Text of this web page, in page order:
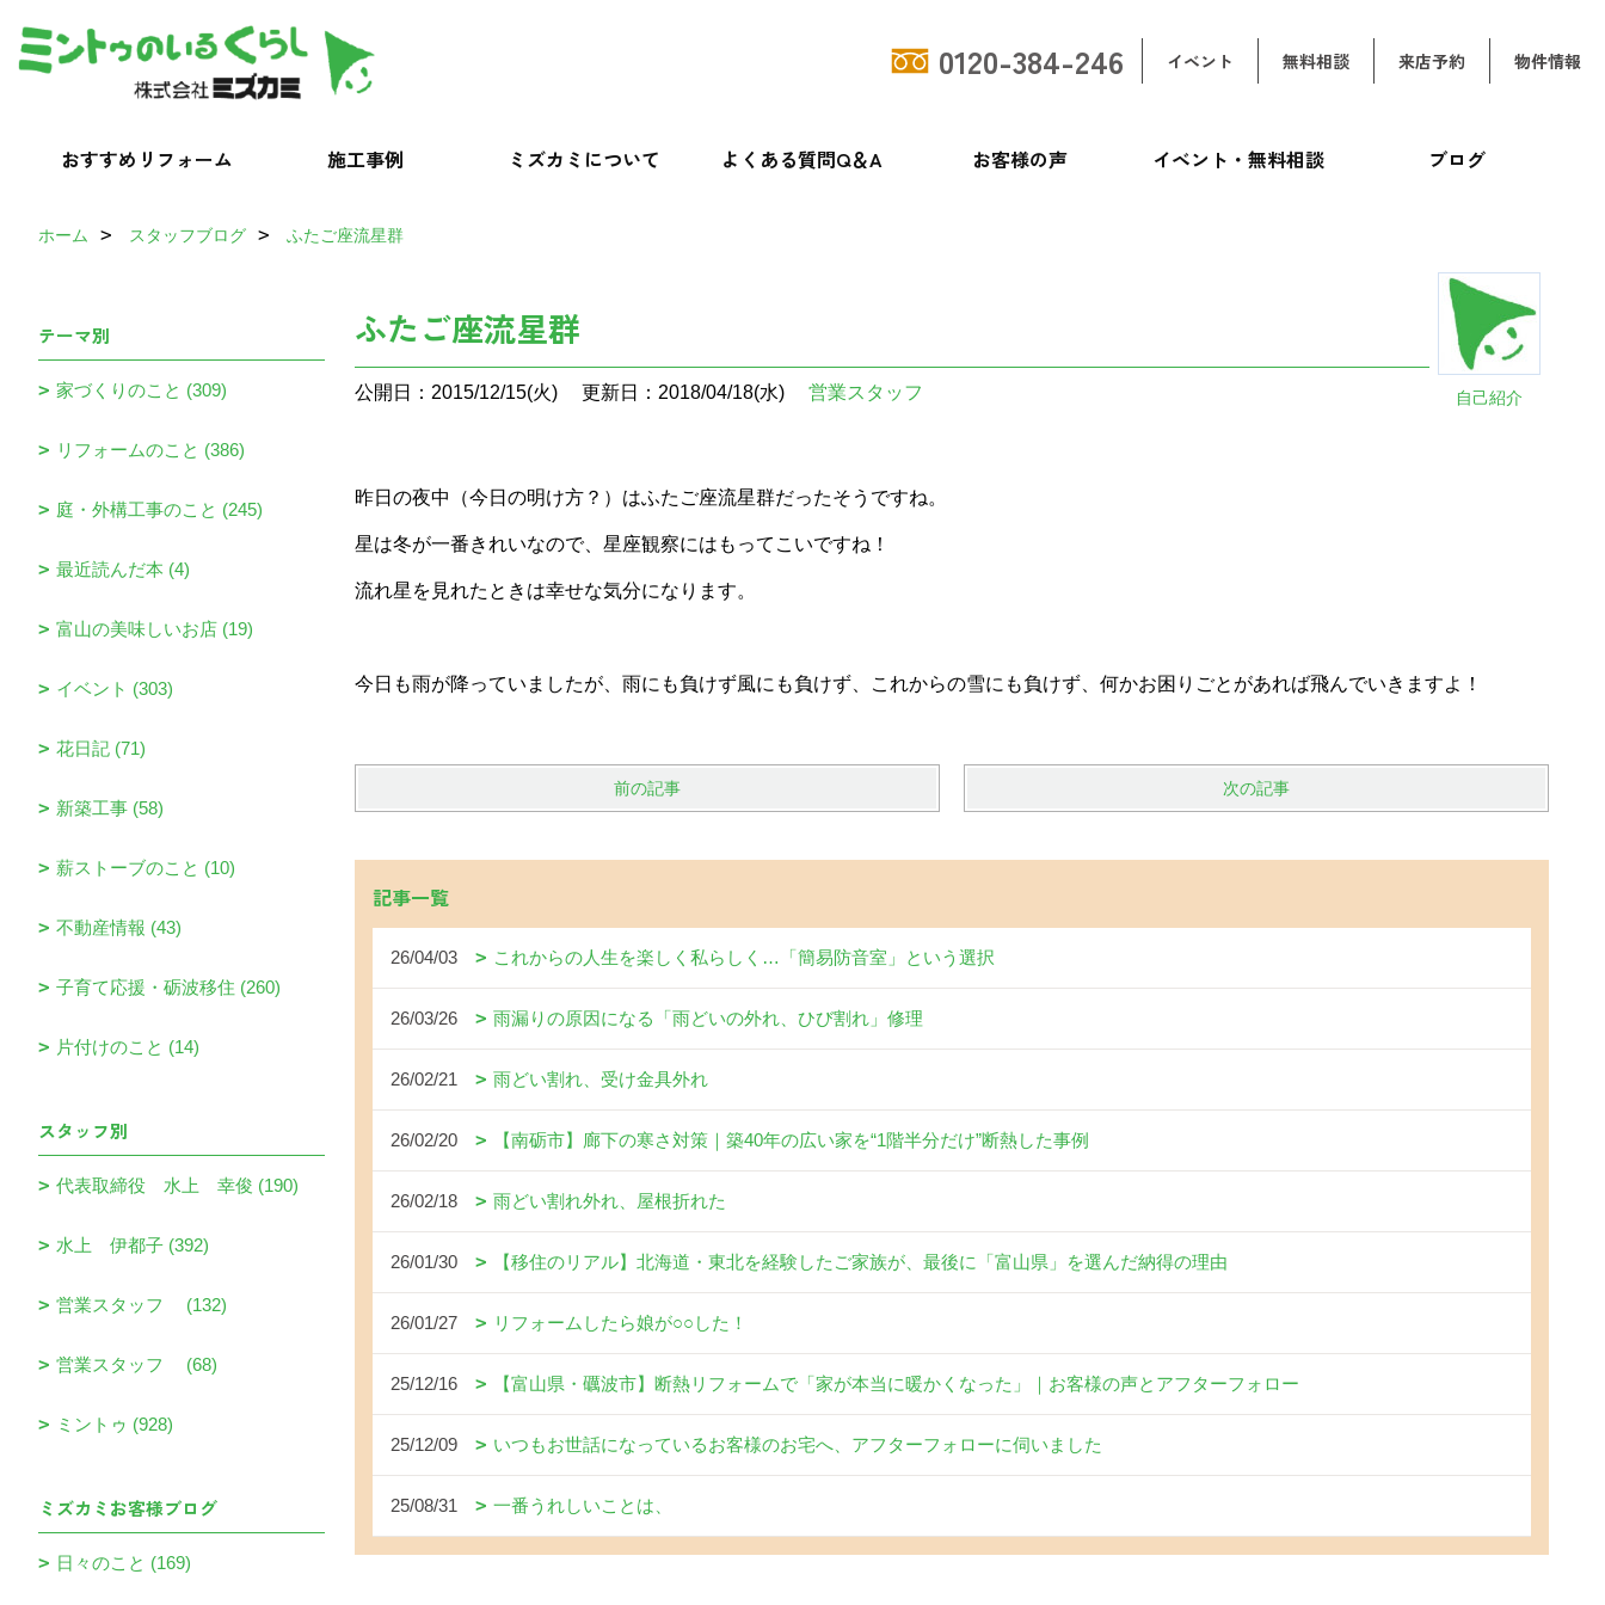
0120-384-246 イベント 無料相談 来店予約 物件情報
おすすめリフォーム 施工事例 ミズカミについて よくある質問Q＆A お客様の声 イベント・無料相談 ブログ
ホーム スタッフブログ ふたご座流星群
自己紹介
ふたご座流星群
公開日：2015/12/15(火) 更新日：2018/04/18(水) 営業スタッフ
昨日の夜中（今日の明け方？）はふたご座流星群だったそうですね。
星は冬が一番きれいなので、星座観察にはもってこいですね！
流れ星を見れたときは幸せな気分になります。
今日も雨が降っていましたが、 雨にも負けず風にも負けず、これからの雪にも負けず、何かお困りごとがあれば飛んでいきますよ！
前の記事 次の記事
記事一覧
26/04/03 これからの人生を楽しく私らしく…「簡易防音室」という選択
26/03/26 雨漏りの原因になる「雨どいの外れ、ひび割れ」修理
26/02/21 雨どい割れ、受け金具外れ
26/02/20 【南砺市】廊下の寒さ対策｜築40年の広い家を“1階半分だけ”断熱した事例
26/02/18 雨どい割れ外れ、屋根折れた
26/01/30 【移住のリアル】北海道・東北を経験したご家族が、最後に「富山県」を選んだ納得の理由
26/01/27 リフォームしたら娘が○○した！
25/12/16 【富山県・礪波市】断熱リフォームで「家が本当に暖かくなった」｜お客様の声とアフターフォロー
25/12/09 いつもお世話になっているお客様のお宅へ、アフターフォローに伺いました
25/08/31 一番うれしいことは、
テーマ別
家づくりのこと (309)
リフォームのこと (386)
庭・外構工事のこと (245)
最近読んだ本 (4)
富山の美味しいお店 (19)
イベント (303)
花日記 (71)
新築工事 (58)
薪ストーブのこと (10)
不動産情報 (43)
子育て応援・砺波移住 (260)
片付けのこと (14)
スタッフ別
代表取締役 水上 幸俊 (190)
水上 伊都子 (392)
営業スタッフ (132)
営業スタッフ (68)
ミントゥ (928)
ミズカミお客様ブログ
日々のこと (169)